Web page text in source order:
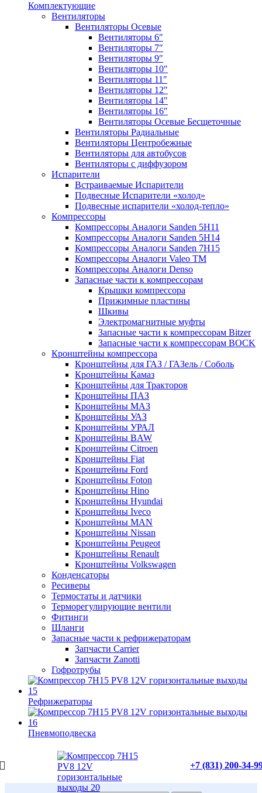
Комплектующие
Вентиляторы
Вентиляторы Осевые
Вентиляторы 6″
Вентиляторы 7″
Вентиляторы 9″
Вентиляторы 10″
Вентиляторы 11″
Вентиляторы 12″
Вентиляторы 14″
Вентиляторы 16″
Вентиляторы Осевые Бесщеточные
Вентиляторы Радиальные
Вентиляторы Центробежные
Вентиляторы для автобусов
Вентиляторы с диффузором
Испарители
Встраиваемые Испарители
Подвесные Испарители «холод»
Подвесные испарители «холод-тепло»
Компрессоры
Компрессоры Аналоги Sanden 5H11
Компрессоры Аналоги Sanden 5H14
Компрессоры Аналоги Sanden 7H15
Компрессоры Аналоги Valeo ТМ
Компрессоры Аналоги Denso
Запасные части к компрессорам
Крышки компрессора
Прижимные пластины
Шкивы
Электромагнитные муфты
Запасные части к компрессорам Bitzer
Запасные части к компрессорам BOCK
Кронштейны компрессора
Кронштейны для ГАЗ / ГАЗель / Соболь
Кронштейны Камаз
Кронштейны для Тракторов
Кронштейны ПАЗ
Кронштейны МАЗ
Кронштейны УАЗ
Кронштейны УРАЛ
Кронштейны BAW
Кронштейны Citroen
Кронштейны Fiat
Кронштейны Ford
Кронштейны Foton
Кронштейны Hino
Кронштейны Hyundai
Кронштейны Iveco
Кронштейны MAN
Кронштейны Nissan
Кронштейны Peugeot
Кронштейны Renault
Кронштейны Volkswagen
Конденсаторы
Ресиверы
Термостаты и датчики
Терморегулирующие вентили
Фитинги
Шланги
Запасные части к рефрижераторам
Запчасти Carrier
Запчасти Zanotti
Гофротрубы
Рефрижераторы
Пневмоподвеска
+7 (831) 200-34-